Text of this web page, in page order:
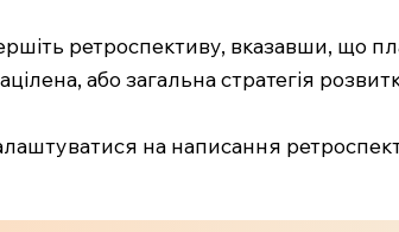
ретроспективу, вказавши, що
або загальна стратегія
на написання